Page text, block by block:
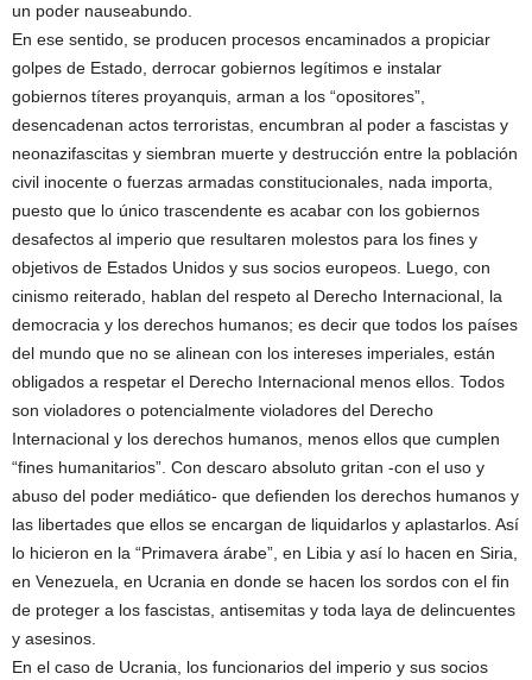
un poder nauseabundo.
En ese sentido, se producen procesos encaminados a propiciar
golpes de Estado, derrocar gobiernos legítimos e instalar
gobiernos títeres proyanquis, arman a los “opositores”,
desencadenan actos terroristas, encumbran al poder a fascistas y
neonazifascitas y siembran muerte y destrucción entre la población
civil inocente o fuerzas armadas constitucionales, nada importa,
puesto que lo único trascendente es acabar con los gobiernos
desafectos al imperio que resultaren molestos para los fines y
objetivos de Estados Unidos y sus socios europeos. Luego, con
cinismo reiterado, hablan del respeto al Derecho Internacional, la
democracia y los derechos humanos; es decir que todos los países
del mundo que no se alinean con los intereses imperiales, están
obligados a respetar el Derecho Internacional menos ellos. Todos
son violadores o potencialmente violadores del Derecho
Internacional y los derechos humanos, menos ellos que cumplen
“fines humanitarios”. Con descaro absoluto gritan -con el uso y
abuso del poder mediático- que defienden los derechos humanos y
las libertades que ellos se encargan de liquidarlos y aplastarlos. Así
lo hicieron en la “Primavera árabe”, en Libia y así lo hacen en Siria,
en Venezuela, en Ucrania en donde se hacen los sordos con el fin
de proteger a los fascistas, antisemitas y toda laya de delincuentes
y asesinos.
En el caso de Ucrania, los funcionarios del imperio y sus socios